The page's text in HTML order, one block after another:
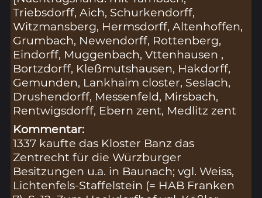
Triebsdorff, Aich, Schurkendorff,
Witzmansberg, Hermsdorff, Altenhoffen,
Grumbach, Newendorff, Rottenberg,
Eindorff, Muggenbach, Vttenhausen ,
Bortzdorff, Kleßmutshausen, Hakdorff,
Gemunden, Lankhaim closter, Seslach,
Drushendorff, Messenfeld, Mirsbach,
Rentwigsdorff, Ebern zent, Medlitz zent
Kommentar:
1337 kaufte das Kloster Banz das
Zentrecht für die Würzburger
Besitzungen u.a. in Baunach; vgl. Weiss,
Lichtenfels-Staffelstein (= HAB Franken